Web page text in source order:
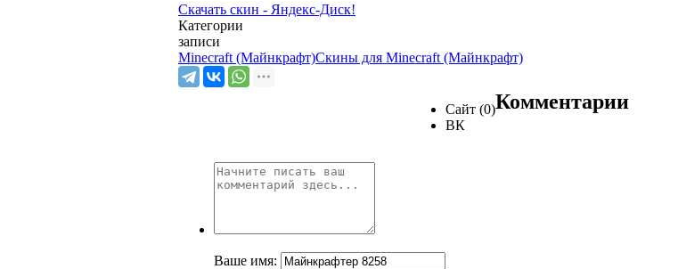
Скачать скин - Яндекс-Диск!
Категории
записи
Minecraft (Майнкрафт)Скины для Minecraft (Майнкрафт)
Сайт (0)
ВК
Комментарии
Ваше имя: